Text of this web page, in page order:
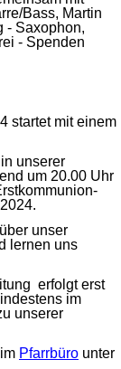
Bass, Martin
- Saxophon,
- Spenden
startet mit einem
unserer
um 20.00 Uhr
unser
lernen uns
erfolgt erst
im
unserer
Pfarrbüro unter